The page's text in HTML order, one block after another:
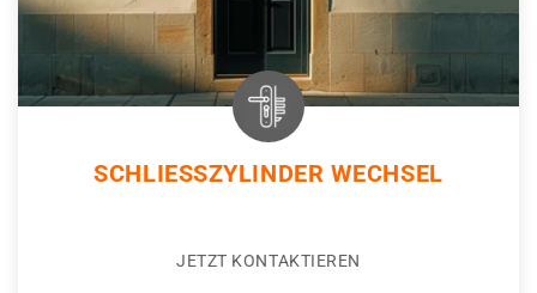
SCHLIESSZYLINDER WECHSEL
JETZT KONTAKTIEREN